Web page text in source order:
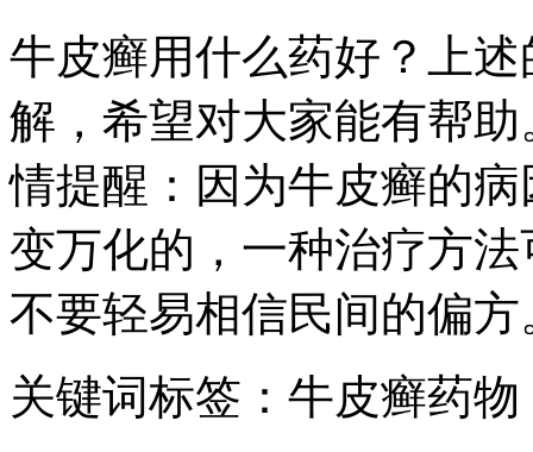
牛皮癣用什么药好？上
解，希望对大家能有帮
情提醒：因为牛皮癣的
变万化的，一种治疗方
不要轻易相信民间的偏方
关键词标签：牛皮癣药物